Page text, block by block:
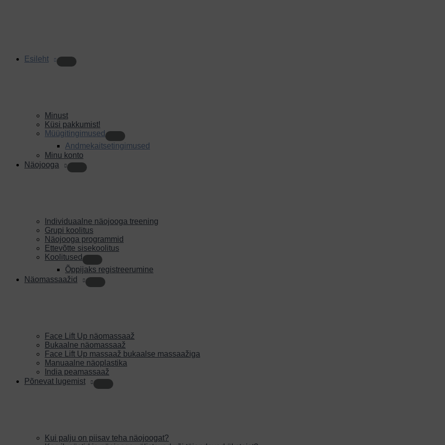
Esileht
Minust
Küsi pakkumist!
Müügitingimused
Andmekaitsetingimused
Minu konto
Näojooga
Individuaalne näojooga treening
Grupi koolitus
Näojooga programmid
Ettevõtte sisekoolitus
Koolitused
Õppijaks registreerumine
Näomassaažid
Face Lift Up näomassaaž
Bukaalne näomassaaž
Face Lift Up massaaž bukaalse massaažiga
Manuaalne näoplastika
India peamassaaž
Põnevat lugemist
Kui palju on piisav teha näojoogat?